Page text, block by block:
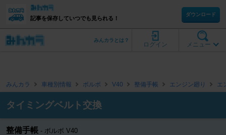
記事を保存していつでも見られる！
ダウンロード
メニュー
ログイン
みんカラとは？
みんカラ 車種別情報 ボルボ V40 整備手帳 エンジン廻り エ
タイミングベルト交換
整備手帳 ボルボ V40